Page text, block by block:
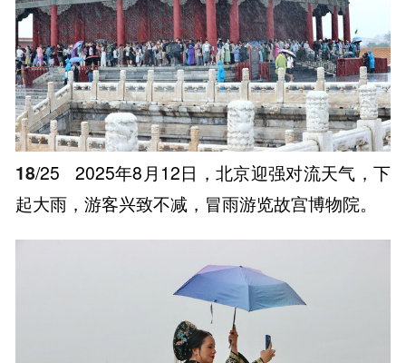
18/25
2025年8月12日，北京迎强对流天气，下
起大雨，游客兴致不减，冒雨游览故宫博物院。